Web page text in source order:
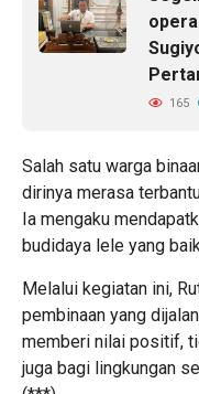
165
Salah satu warga
dirinya merasa
Ia mengaku
budidaya lele yang
Melalui kegiatan ini,
pembinaan yang
memberi nilai positif,
juga bagi lingkungan